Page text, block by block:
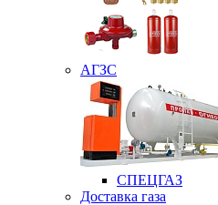
АГЗС
СПЕЦГАЗ
Доставка газа